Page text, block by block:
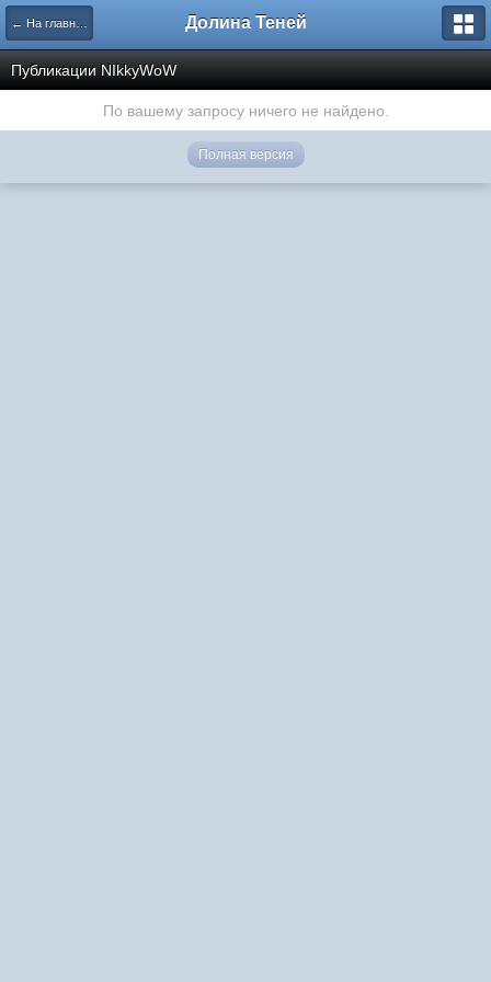
← На главную Долина Теней
Публикации NIkkyWoW
По вашему запросу ничего не найдено.
Полная версия